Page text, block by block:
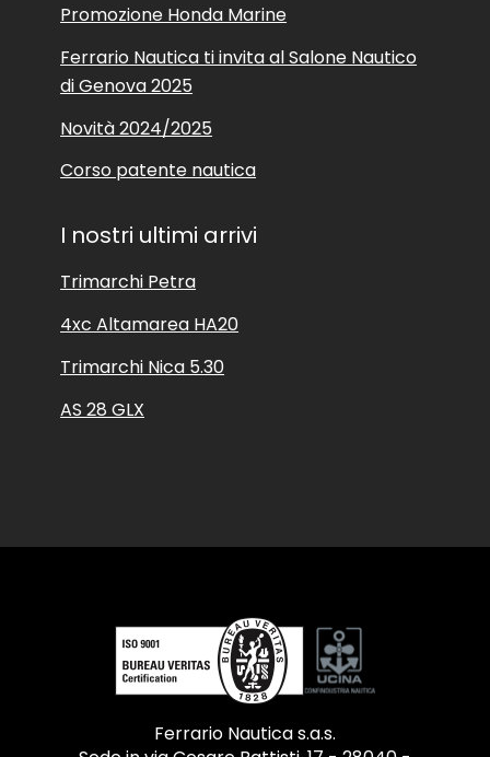
Promozione Honda Marine
Ferrario Nautica ti invita al Salone Nautico
di Genova 2025
Novità 2024/2025
Corso patente nautica
I nostri ultimi arrivi
Trimarchi Petra
4xc Altamarea HA20
Trimarchi Nica 5.30
AS 28 GLX
Ferrario Nautica s.a.s.